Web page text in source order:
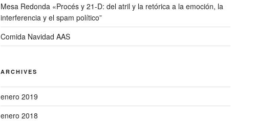
Mesa Redonda «Procés y 21-D: del atril y la retórica a la emoción, la
interferencia y el spam político”
Comida Navidad AAS
ARCHIVES
enero 2019
enero 2018